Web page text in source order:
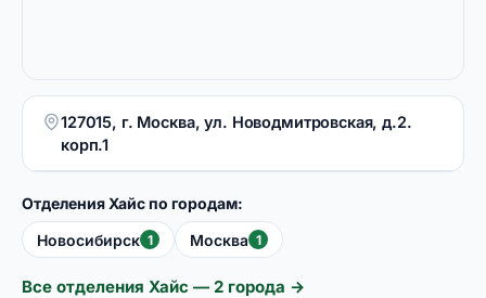
127015, г. Москва, ул. Новодмитровская, д.2.
корп.1
Отделения Хайс по городам:
Новосибирск 1 Москва 1
Все отделения Хайс — 2 города →